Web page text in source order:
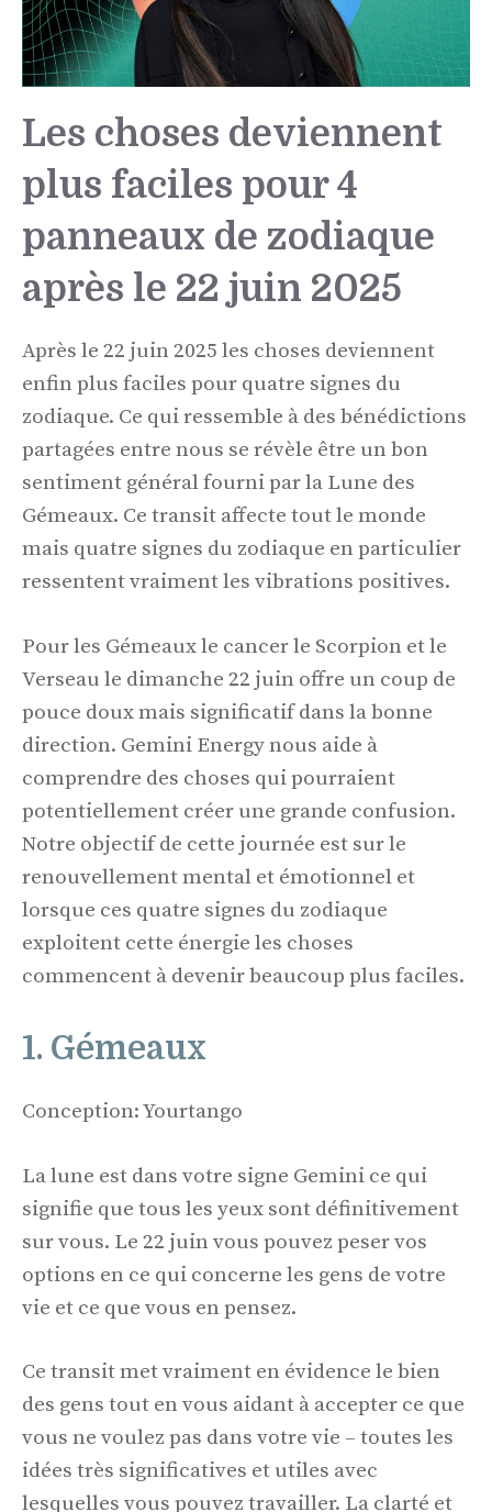
Les choses deviennent
plus faciles pour 4
panneaux de zodiaque
après le 22 juin 2025
Après le 22 juin 2025 les choses deviennent
enfin plus faciles pour quatre signes du
zodiaque. Ce qui ressemble à des bénédictions
partagées entre nous se révèle être un bon
sentiment général fourni par la Lune des
Gémeaux. Ce transit affecte tout le monde
mais quatre signes du zodiaque en particulier
ressentent vraiment les vibrations positives.
Pour les Gémeaux le cancer le Scorpion et le
Verseau le dimanche 22 juin offre un coup de
pouce doux mais significatif dans la bonne
direction. Gemini Energy nous aide à
comprendre des choses qui pourraient
potentiellement créer une grande confusion.
Notre objectif de cette journée est sur le
renouvellement mental et émotionnel et
lorsque ces quatre signes du zodiaque
exploitent cette énergie les choses
commencent à devenir beaucoup plus faciles.
1. Gémeaux
Conception: Yourtango
La lune est dans votre signe Gemini ce qui
signifie que tous les yeux sont définitivement
sur vous. Le 22 juin vous pouvez peser vos
options en ce qui concerne les gens de votre
vie et ce que vous en pensez.
Ce transit met vraiment en évidence le bien
des gens tout en vous aidant à accepter ce que
vous ne voulez pas dans votre vie – toutes les
idées très significatives et utiles avec
lesquelles vous pouvez travailler. La clarté et